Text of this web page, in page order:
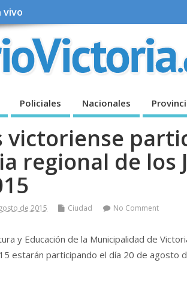
vivo
Policiales Nacionales
victoriense
regional de los
de 2015 Ciudad No Comment
y Educación de la Municipalidad de
estarán participando el día 20 de agosto